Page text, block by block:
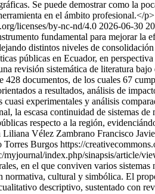
Se puede demostrar como la
en el ámbito profesional.</p>
licenses/by-nc-nd/4.0 2026-06-30
fundamental para mejorar la
distintos niveles de
públicas en Ecuador, en
revisión sistemática de literatura
documentos, de los cuales 67
a resultados, análisis de
cuasi experimentales y análisis
la escasa continuidad de sistemas
respecto a la región,
Liliana Vélez Zambrano Francisco
Burgos https://
myjournal/index.php/sinapsis/article/
en el que conviven varios
normativa, cultural y simbólica. El
descriptivo, sustentado con